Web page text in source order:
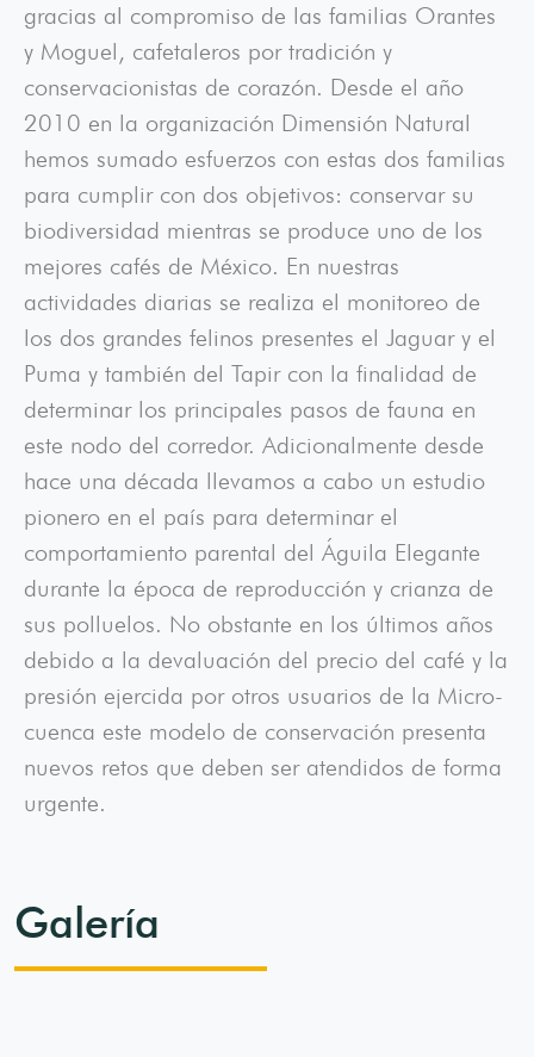
gracias al compromiso de las familias Orantes
y Moguel, cafetaleros por tradición y
conservacionistas de corazón. Desde el año
2010 en la organización Dimensión Natural
hemos sumado esfuerzos con estas dos familias
para cumplir con dos objetivos: conservar su
biodiversidad mientras se produce uno de los
mejores cafés de México. En nuestras
actividades diarias se realiza el monitoreo de
los dos grandes felinos presentes el Jaguar y el
Puma y también del Tapir con la finalidad de
determinar los principales pasos de fauna en
este nodo del corredor. Adicionalmente desde
hace una década llevamos a cabo un estudio
pionero en el país para determinar el
comportamiento parental del Águila Elegante
durante la época de reproducción y crianza de
sus polluelos. No obstante en los últimos años
debido a la devaluación del precio del café y la
presión ejercida por otros usuarios de la Micro-
cuenca este modelo de conservación presenta
nuevos retos que deben ser atendidos de forma
urgente.
Galería